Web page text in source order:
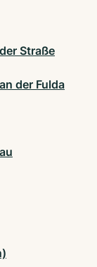
Straße
der Fulda